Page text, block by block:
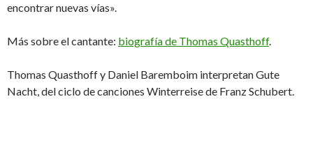
encontrar nuevas vías».
Más sobre el cantante: biografía de Thomas Quasthoff.
Thomas Quasthoff y Daniel Baremboim interpretan Gute
Nacht, del ciclo de canciones Winterreise de Franz Schubert.